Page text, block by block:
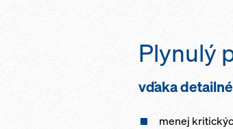
Plynulý
vďaka
menej